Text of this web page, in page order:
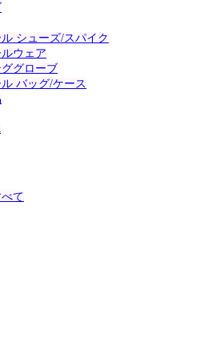
シューズ/スパイク
ウェア
グローブ
バッグ/ケース
て